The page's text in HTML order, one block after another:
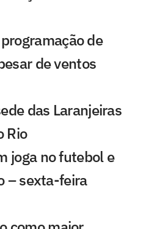
de
de ventos
das Laranjeiras
Rio
joga no futebol e
– sexta-feira